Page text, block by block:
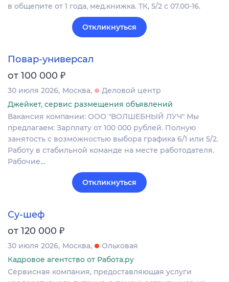
в общепите от 1 года, мед.книжка. ТК, 5/2 с 07.00-16.
Откликнуться
Повар-универсал
от 100 000 ₽
30 июля 2026 Москва
Деловой центр
Джейкет, сервис размещения объявлений
Вакансия компании: ООО "ВОЛШЕБНЫЙ ЛУЧ" Мы
предлагаем: Зарплату от 100 000 рублей. Полную
занятость с возможностью выбора графика 6/1 или 5/2.
Работу в стабильной команде на месте работодателя.
Рабочие…
Откликнуться
Су-шеф
от 120 000 ₽
30 июля 2026 Москва
Ольховая
Кадровое агентство от Работа.ру
Сервисная компания, предоставляющая услуги